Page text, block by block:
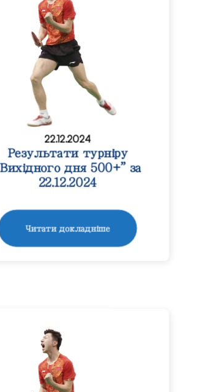
22.12.2024
Результати турніру
дня 500+” за
22.12.2024
Читати докладніше